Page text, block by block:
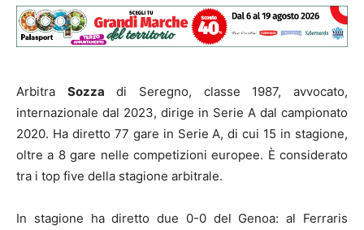
Arbitra Sozza di Seregno, classe 1987, avvocato,
internazionale dal 2023, dirige in Serie A dal campionato
2020. Ha diretto 77 gare in Serie A, di cui 15 in stagione,
oltre a 8 gare nelle competizioni europee. È considerato
tra i top five della stagione arbitrale.
In stagione ha diretto due 0-0 del Genoa: al Ferraris